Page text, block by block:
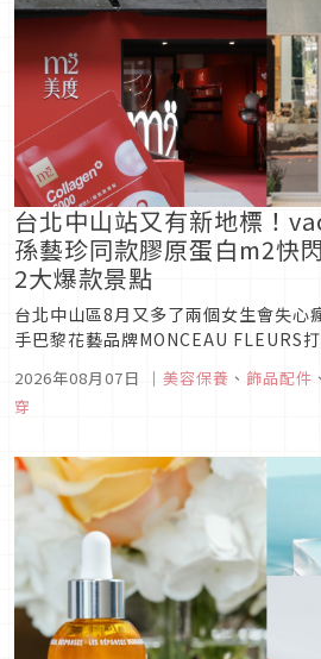
台北中山站又有新地標！
孫藝珍同款膠原蛋白m2快
2大爆款景點
台北中山區8月又多了兩個女生會失
手巴黎花藝品牌MONCEAU FLEURS
代言的超能膠原、全新BETTER ME
膠原氣泡酒一次解鎖，中山站週末行程
2026年08月07日 ｜ 美容保養 、 飾品配件 、
穿